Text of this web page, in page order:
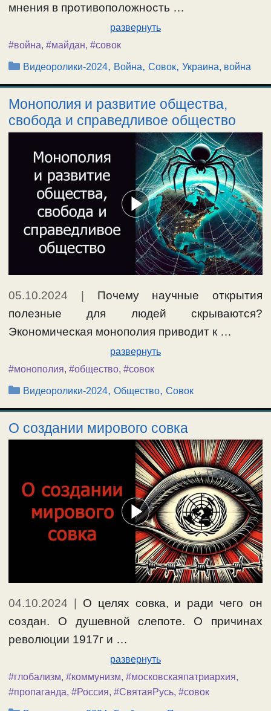
мнения в противоположность …
развернуть
#война, #майдан, #совок
Рубрики
Видеоролики-2024, Война,Совок,Украина, война
Монополия и развитие общества,
свобода и справедливое общество
05.10.2024 | Почему научные открытия
полезные для людей скрываются?
Экономическая монополия приводит к …
развернуть
#монополия, #общество, #совок
Рубрики
Видеоролики-2024,Общество,Совок
О создании мирового совка
04.10.2024 | О целях совка, и ради чего он
создан. О душевной слепоте. О причинах
революции 1917г и …
развернуть
#глобализм, #коммунизм, #московскаяпатриархия,
#пропаганда, #Россия, #СвятаяРусь, #совок